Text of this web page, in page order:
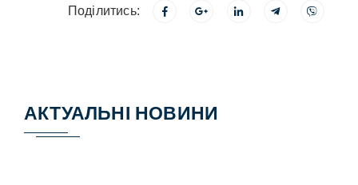
Поділитись:
АКТУАЛЬНІ НОВИНИ